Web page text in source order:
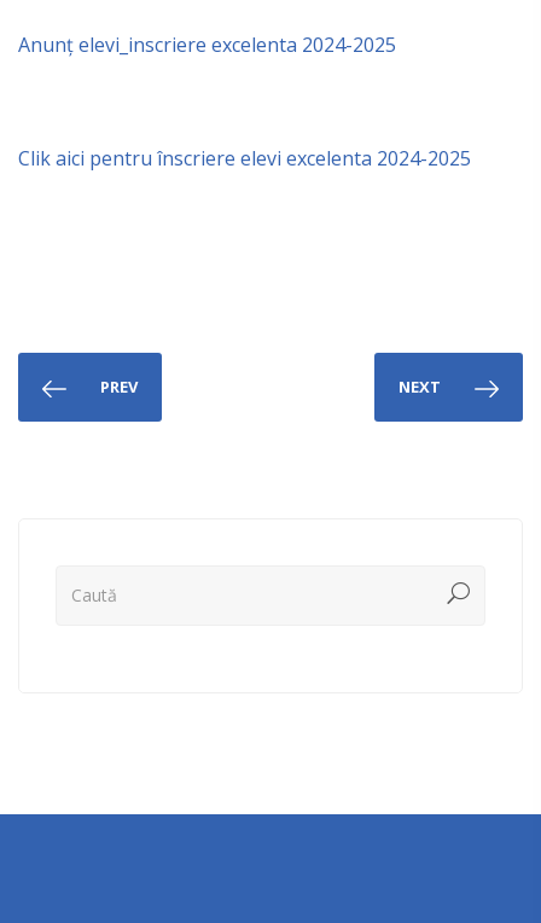
Anunț elevi_inscriere excelenta 2024-2025
Clik aici pentru înscriere elevi excelenta 2024-2025
PREV NEXT